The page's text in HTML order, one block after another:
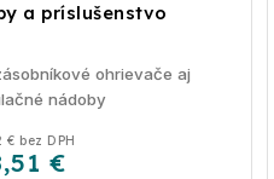
a príslušenstvo
€ bez DPH
€
ohrievače aj
nádoby